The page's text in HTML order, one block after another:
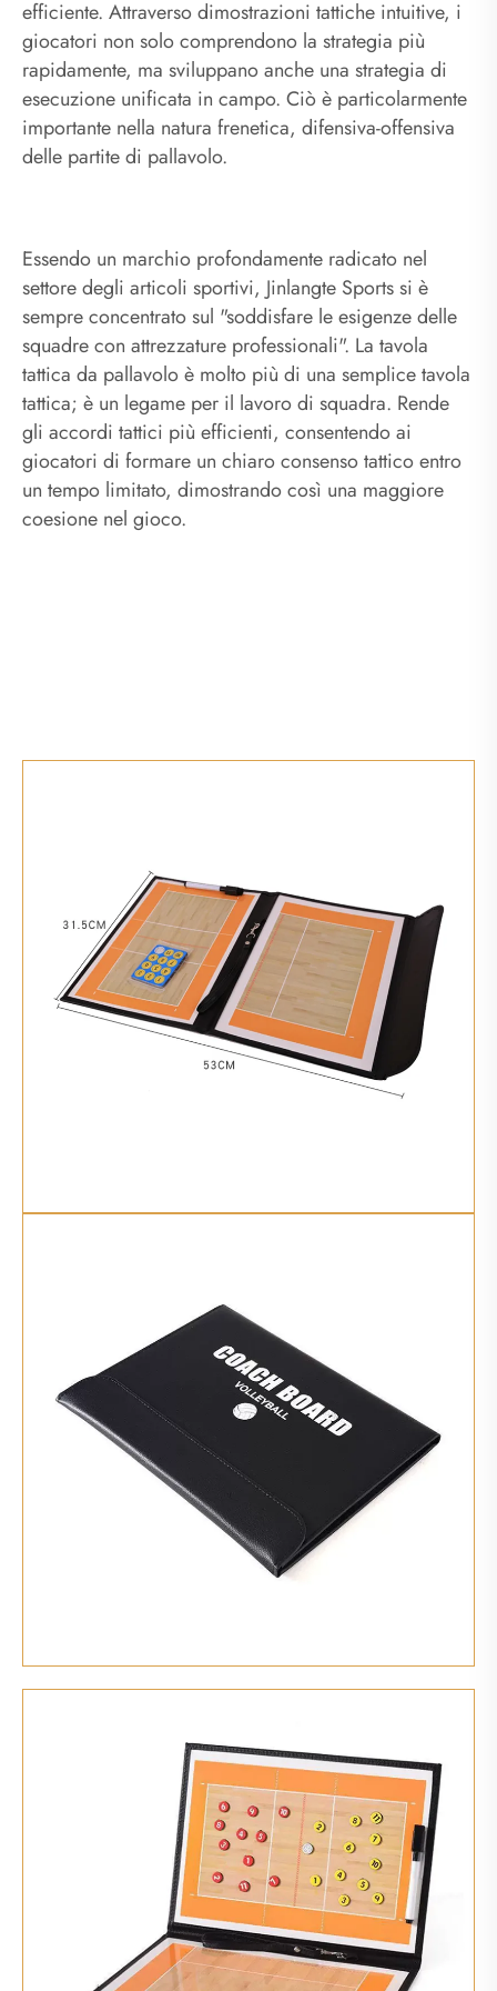
efficiente. Attraverso dimostrazioni tattiche intuitive, i
giocatori non solo comprendono la strategia più
rapidamente, ma sviluppano anche una strategia di
esecuzione unificata in campo. Ciò è particolarmente
importante nella natura frenetica, difensiva-offensiva
delle partite di pallavolo.
Essendo un marchio profondamente radicato nel
settore degli articoli sportivi, Jinlangte Sports si è
sempre concentrato sul "soddisfare le esigenze delle
squadre con attrezzature professionali". La tavola
tattica da pallavolo è molto più di una semplice tavola
tattica; è un legame per il lavoro di squadra. Rende
gli accordi tattici più efficienti, consentendo ai
giocatori di formare un chiaro consenso tattico entro
un tempo limitato, dimostrando così una maggiore
coesione nel gioco.